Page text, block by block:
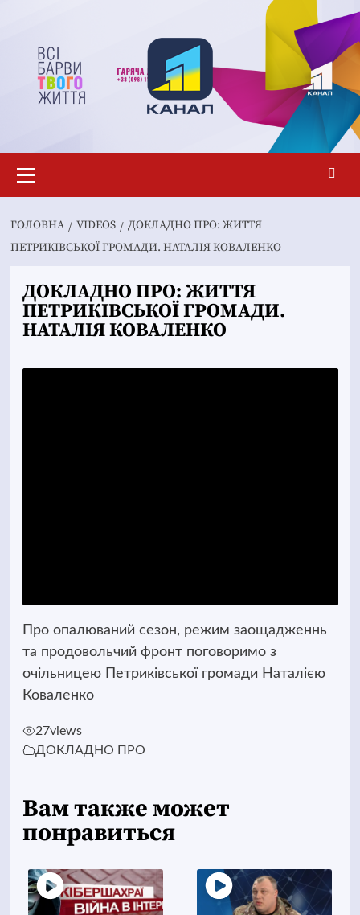
вмісту
меню
ГОЛОВНА VIDEOS
ДОКЛАДНО ПРО: ЖИТТЯ
ПЕТРИКІВСЬКОЇ ГРОМАДИ. НАТАЛІЯ КОВАЛЕНКО
ДОКЛАДНО ПРО: ЖИТТЯ
ПЕТРИКІВСЬКОЇ ГРОМАДИ.
НАТАЛІЯ КОВАЛЕНКО
Про опалюваний сезон, режим заощадженнь
та продовольчий фронт поговоримо з
очільницею Петриківської громади Наталією
Коваленко
27views
ДОКЛАДНО ПРО
Вам также может
понравиться